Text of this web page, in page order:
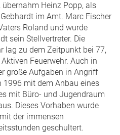
Heinz Popp, als
im Amt. Marc Fischer
Roland und wurde
sein Stellvertreter. Die
lag zu dem Zeitpunkt bei 77,
Feuerwehr. Auch in
große Aufgaben in Angriff
1996 mit dem Anbau eines
mit Büro- und Jugendraum
Dieses Vorhaben wurde
der immensen
geschultert.